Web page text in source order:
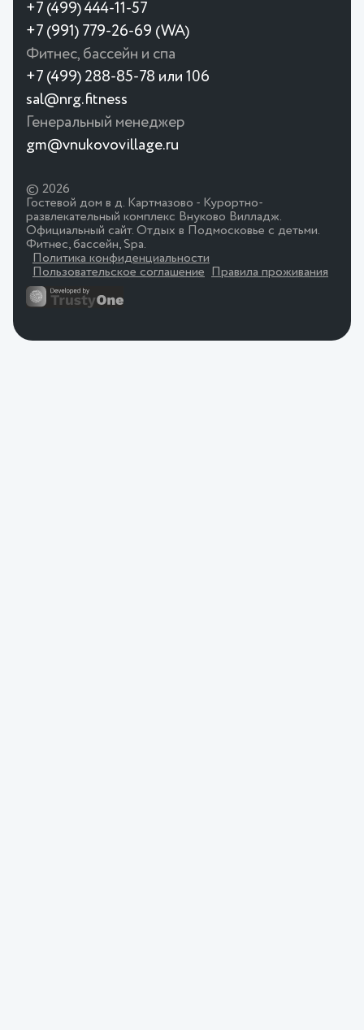
+7 (499) 444-11-57
+7 (991) 779-26-69 (WA)
Фитнес, бассейн и спа
+7 (499) 288-85-78 или 106
sal@nrg.fitness
Генеральный менеджер
gm@vnukovovillage.ru
© 2026
Гостевой дом в д. Картмазово - Курортно-
развлекательный комплекс Внуково Вилладж.
Официальный сайт. Отдых в Подмосковье с детьми.
Фитнес, бассейн, Spa.
Политика конфиденциальности
Пользовательское соглашение
Правила проживания